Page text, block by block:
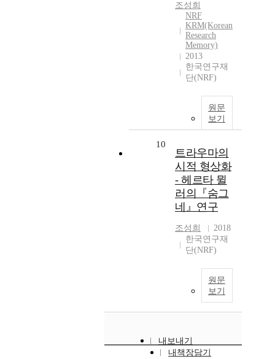
조성희
NRF
KRM(Korean
Research
Memory)
2013
한국연구재
단(NRF)
원문
보기
10
트라우마의
시적 형상화
- 헤르타 뮐
러의『숨그
네』연구
조성희
2018
한국연구재
단(NRF)
원문
보기
내보내기
내책장담기